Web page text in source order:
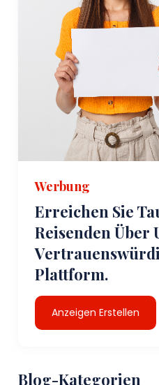
Werbung
Erreichen Sie
Reisenden Über
Plattform.
Anzeigen Erstellen
Blog-Kategorien